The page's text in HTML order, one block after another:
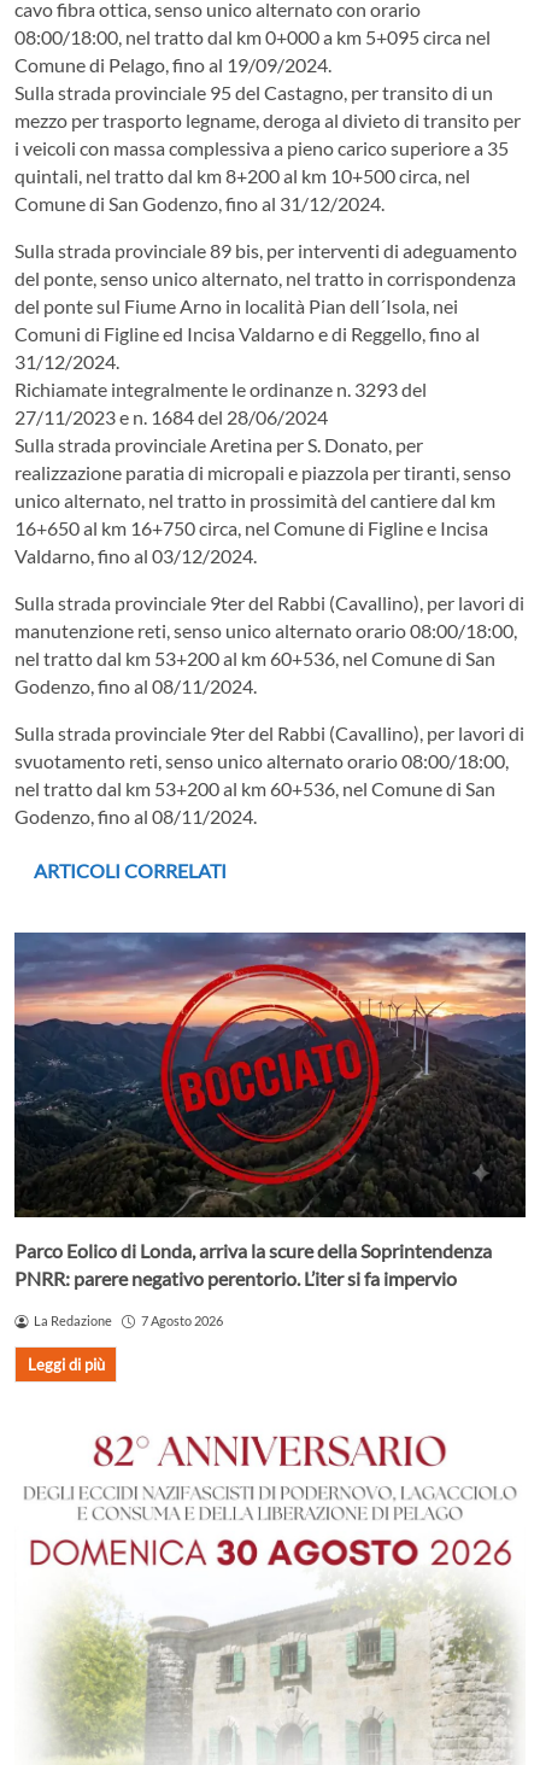
cavo fibra ottica, senso unico alternato con orario
08:00/18:00, nel tratto dal km 0+000 a km 5+095 circa nel
Comune di Pelago, fino al 19/09/2024.
Sulla strada provinciale 95 del Castagno, per transito di un
mezzo per trasporto legname, deroga al divieto di transito per
i veicoli con massa complessiva a pieno carico superiore a 35
quintali, nel tratto dal km 8+200 al km 10+500 circa, nel
Comune di San Godenzo, fino al 31/12/2024.
Sulla strada provinciale 89 bis, per interventi di adeguamento
del ponte, senso unico alternato, nel tratto in corrispondenza
del ponte sul Fiume Arno in località Pian dell´Isola, nei
Comuni di Figline ed Incisa Valdarno e di Reggello, fino al
31/12/2024.
Richiamate integralmente le ordinanze n. 3293 del
27/11/2023 e n. 1684 del 28/06/2024
Sulla strada provinciale Aretina per S. Donato, per
realizzazione paratia di micropali e piazzola per tiranti, senso
unico alternato, nel tratto in prossimità del cantiere dal km
16+650 al km 16+750 circa, nel Comune di Figline e Incisa
Valdarno, fino al 03/12/2024.
Sulla strada provinciale 9ter del Rabbi (Cavallino), per lavori di
manutenzione reti, senso unico alternato orario 08:00/18:00,
nel tratto dal km 53+200 al km 60+536, nel Comune di San
Godenzo, fino al 08/11/2024.
Sulla strada provinciale 9ter del Rabbi (Cavallino), per lavori di
svuotamento reti, senso unico alternato orario 08:00/18:00,
nel tratto dal km 53+200 al km 60+536, nel Comune di San
Godenzo, fino al 08/11/2024.
ARTICOLI CORRELATI
Parco Eolico di Londa, arriva la scure della Soprintendenza
PNRR: parere negativo perentorio. L’iter si fa impervio
La Redazione 7 Agosto 2026
Leggi di più